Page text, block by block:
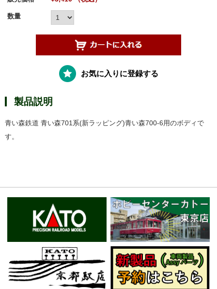
数量
お気に入りに登録する
製品説明
青い森鉄道 青い森701系(新ラッピング)青い森700-6用のボディで
す。